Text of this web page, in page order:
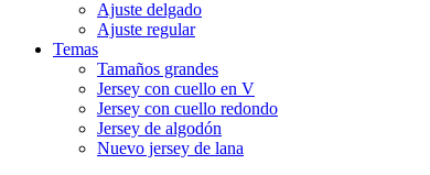
Ajuste delgado
Ajuste regular
Temas
Tamaños grandes
Jersey con cuello en V
Jersey con cuello redondo
Jersey de algodón
Nuevo jersey de lana